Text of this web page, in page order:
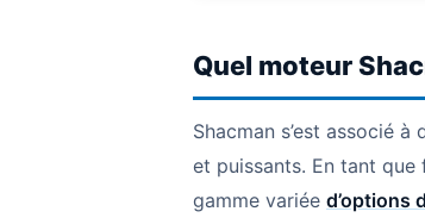
Quel moteur
Shacman s’est associé
et puissants. En tant que
gamme variée d’options